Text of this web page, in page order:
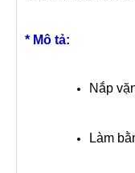
* Mô tả:
Nắp
Làm